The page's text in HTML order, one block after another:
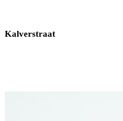
Kalverstraat